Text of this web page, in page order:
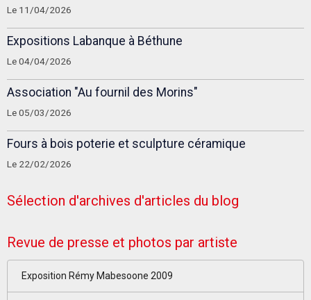
Le 11/04/2026
Expositions Labanque à Béthune
Le 04/04/2026
Association "Au fournil des Morins"
Le 05/03/2026
Fours à bois poterie et sculpture céramique
Le 22/02/2026
Sélection d'archives d'articles du blog
Revue de presse et photos par artiste
Exposition Rémy Mabesoone 2009